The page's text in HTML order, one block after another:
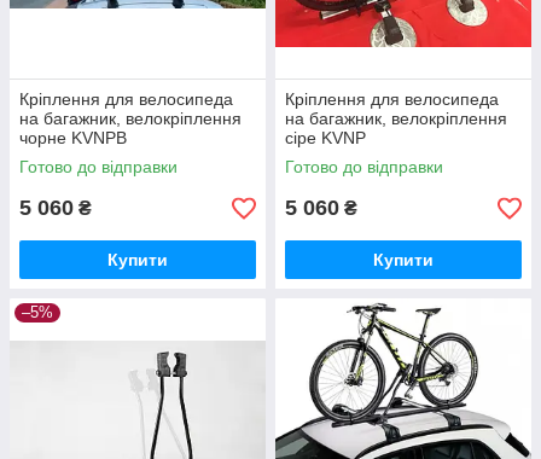
Кріплення для велосипеда
на багажник, велокріплення
чорне KVNPB
Готово до відправки
5 060 ₴
Купити
Кріплення для велосипеда
на багажник, велокріплення
сіре KVNP
Готово до відправки
5 060 ₴
Купити
–5%